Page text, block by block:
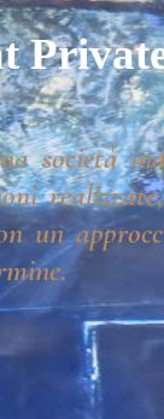
società
un